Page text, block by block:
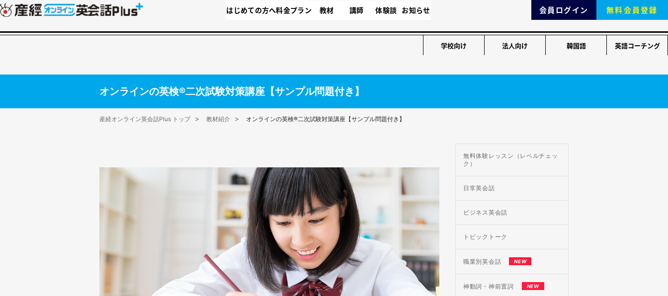
はじめての方へ料金プラン 教材 講師 体験談 お知らせ 会員ログイン 無料会員登録
学校向け 法人向け 韓国語 英語コーチング
オンラインの英検®二次試験対策講座【サンプル問題付き】
産経オンライン英会話Plus トップ 教材紹介 オンラインの英検®二次試験対策講座【サンプル問題付き】
無料体験レッスン（レベルチェッ
ク）
日常英会話
ビジネス英会話
トピックトーク
職業別英会話 NEW
神動詞・神前置詞 NEW